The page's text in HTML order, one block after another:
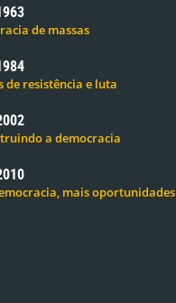
de massas
de resistência e luta
a democracia
mais oportunidades